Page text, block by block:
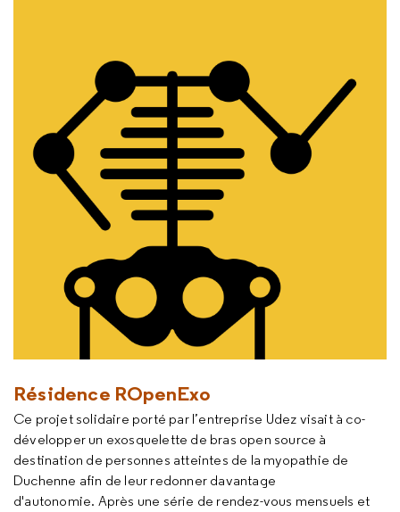
Résidence ROpenExo
Ce projet solidaire porté par l’entreprise Udez visait à co-
développer un exosquelette de bras open source à
destination de personnes atteintes de la myopathie de
Duchenne afin de leur redonner davantage
d'autonomie. Après une série de rendez-vous mensuels et